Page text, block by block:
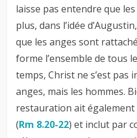
laisse pas entendre que
plus, dans l’idée
que les anges sont
forme l’ensemble de tous
temps, Christ ne s’est pas
anges, mais les hommes.
restauration ait
(Rm 8.20-22) et inclut par